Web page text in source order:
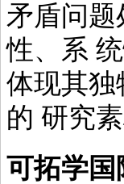
矛盾问
性、系
体现其独
的 研究
可拓学国